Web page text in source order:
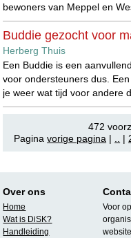
bewoners van Meppel en
Buddie gezocht voor
Herberg Thuis
Een Buddie is een
voor ondersteuners dus.
je weer wat tijd voor andere
472
Pagina vorige pagina | |
Over ons
Home
Wat is DiSK?
Handleiding
Voor